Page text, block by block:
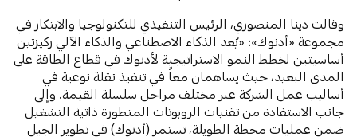
وقالت دينا المنصوري، الرئيس التنفيذي للتكنولوجيا والابتكار في
مجموعة «أدنوك»: «يُعد الذكاء الاصطناعي والذكاء الآلي ركيزتين
أساسيتين لخطط النمو الاستراتيجية لأدنوك في قطاع الطاقة على
المدى البعيد، حيث يساهمان معاً في تنفيذ نقلة نوعية في
أساليب عمل الشركة عبر مختلف مراحل سلسلة القيمة. وإلى
جانب الاستفادة من تقنيات الروبوتات المتطورة ذاتية التشغيل
ضمن عمليات محطة الطويلة، تستمر (أدنوك) في تطوير الجيل